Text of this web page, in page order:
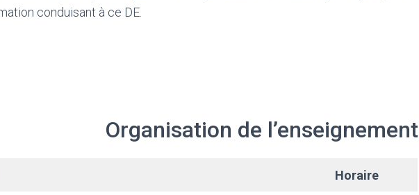
conduisant à ce DE.
Organisation de l’enseignement
Horaire